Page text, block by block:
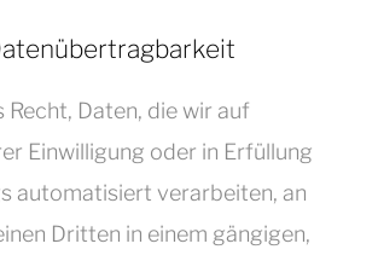
Recht, Daten, die wir auf
Einwilligung oder in Erfüllung
automatisiert verarbeiten, an
Dritten in einem gängigen,